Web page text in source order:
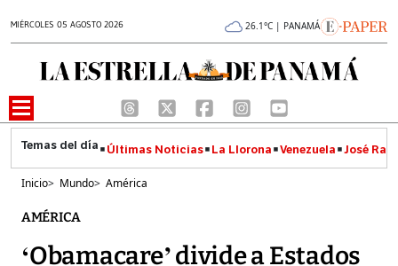
MIÉRCOLES 05 AGOSTO 2026 26.1°C | PANAMÁ
Últimas Noticias La Llorona Venezuela José
Inicio> Mundo> América
AMÉRICA
‘Obamacare’ divide a Estados